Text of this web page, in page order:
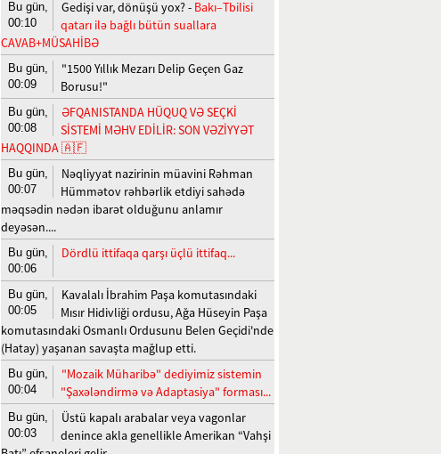
Bu gün,
00:10
Gedişi var, dönüşü yox? - Bakı–Tbilisi
qatarı ilə bağlı bütün suallara
CAVAB+MÜSAHİBƏ
Bu gün,
00:09
"1500 Yıllık Mezarı Delip Geçen Gaz
Borusu!"
Bu gün,
00:08
ƏFQANISTANDA HÜQUQ VƏ SEÇKİ
SİSTEMİ MƏHV EDİLİR: SON VƏZİYYƏT
HAQQINDA 🇦🇫
Bu gün,
00:07
Nəqliyyat nazirinin müavini Rəhman
Hümmətov rəhbərlik etdiyi sahədə
məqsədin nədən ibarət olduğunu anlamır
deyəsən....
Bu gün,
00:06
Dördlü ittifaqa qarşı üçlü ittifaq...
Bu gün,
00:05
Kavalalı İbrahim Paşa komutasındaki
Mısır Hidivliği ordusu, Ağa Hüseyin Paşa
komutasındaki Osmanlı Ordusunu Belen Geçidi'nde
(Hatay) yaşanan savaşta mağlup etti.
Bu gün,
00:04
"Mozaik Müharibə" dediyimiz sistemin
"Şaxələndirmə və Adaptasiya" forması...
Bu gün,
00:03
Üstü kapalı arabalar veya vagonlar
denince akla genellikle Amerikan “Vahşi